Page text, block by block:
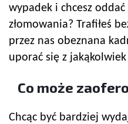
wypadek i chcesz
złomowania? Trafiłeś
przez nas obeznana
uporać się z
Co może
Chcąc być bardziej